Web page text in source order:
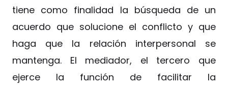
tiene como finalidad la búsqueda de un
acuerdo que solucione el conflicto y que
haga que la relación interpersonal se
mantenga. El mediador, el tercero que
ejerce la función de facilitar la